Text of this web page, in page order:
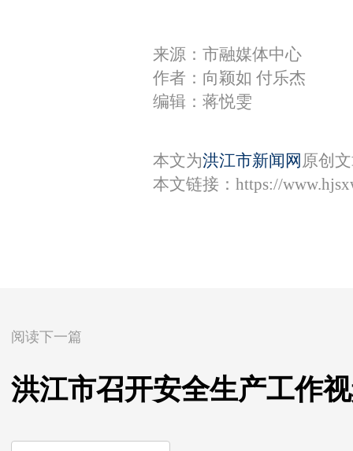
来源：市融媒体中心
作者：向颖如 付乐杰
编辑：蒋悦雯
本文为洪江市新闻网 原创
本文链接： https://
阅读下一篇
洪江市召开安全生产工作